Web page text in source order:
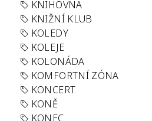
KNIHOVNA
KNIŽNÍ KLUB
KOLEDY
KOLEJE
KOLONÁDA
KOMFORTNÍ ZÓNA
KONCERT
KONĚ
KONEC